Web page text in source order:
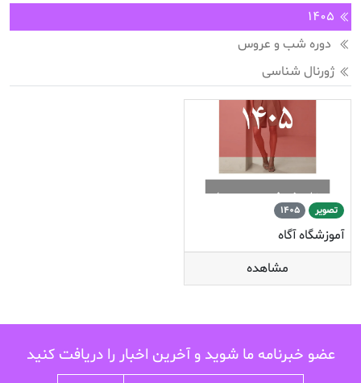
1405
دوره شب و عروس
ژورنال شناسی
تصویر 1405
آموزشگاه آگاه
مشاهده
عضو خبرنامه ما شوید و آخرین اخبار را دریافت کنید